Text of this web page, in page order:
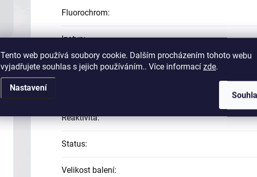
Tento web používá soubory cookie. Dalším procházením tohoto webu
vyjadřujete souhlas s jejich používáním.. Více informací zde.
Nastavení
Fluorochrom:
Izotyp:
Klon :
Reaktivita:
Status:
Velikost balení: